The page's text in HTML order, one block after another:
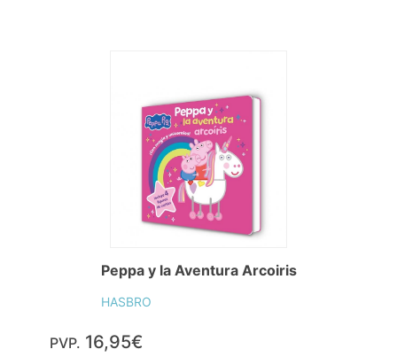
Peppa y la Aventura Arcoiris
HASBRO
PVP. 16,95€